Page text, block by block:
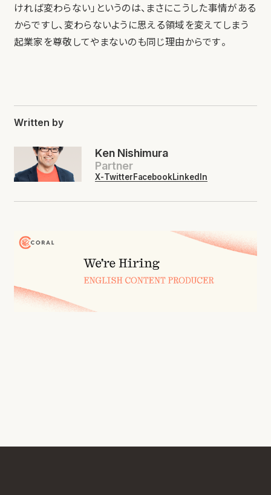
ければ変わらない」というのは、まさにこうした事情がある
からですし、変わらないように思える領域を変えてしまう
起業家を尊敬してやまないのも同じ理由からです。
Written by
Ken Nishimura
Partner
X-TwitterFacebookLinkedIn